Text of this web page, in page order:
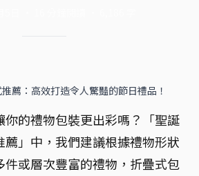
薦：高效打造令人驚豔的節日禮品！
你的禮物包裝更出彩嗎？「聖誕
薦」中，我們建議根據禮物形狀
件或層次豐富的禮物，折疊式包